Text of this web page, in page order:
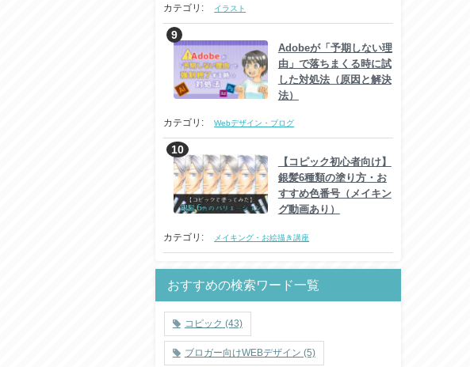
カテゴリ: イラスト
Adobeが「予期しない理
由」で落ちまくる時に試
した対処法（原因と解決
法）
カテゴリ: Webデザイン・ブログ
【コピック初心者向け】
銀髪6種類の塗り方・お
すすめ色番号（メイキン
グ動画あり）
カテゴリ: メイキング・お絵描き講座
おすすめの検索ワード一覧
コピック (43)
ブロガー向けWEBデザイン (5)